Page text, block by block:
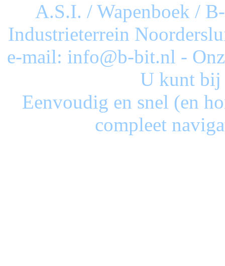
A.S.I. / Wapenboek /
Industrieterrein
e-mail: info@b-bit.nl -
U kunt bij
Eenvoudig en snel (en
compleet